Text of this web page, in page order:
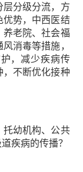
层分级分流，方
优势，中西医结
养老院、社会福
消毒等措施，
，减少疾病传
，不断优化接种
幼机构、公共
疾病的传播？